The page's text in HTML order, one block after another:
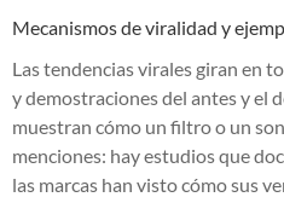
Mecanismos de viralidad y
Las tendencias virales giran en
y demostraciones del antes y el
muestran cómo un filtro o un
menciones: hay estudios que
las marcas han visto cómo sus